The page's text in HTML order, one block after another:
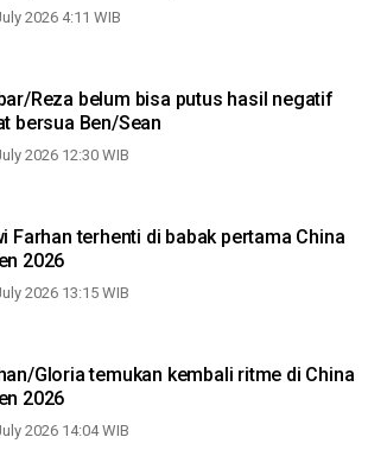
2026 4:11 WIB
Reza belum bisa putus hasil negatif
bersua Ben/Sean
2026 12:30 WIB
Farhan terhenti di babak pertama China
2026
2026 13:15 WIB
Gloria temukan kembali ritme di China
2026
2026 14:04 WIB